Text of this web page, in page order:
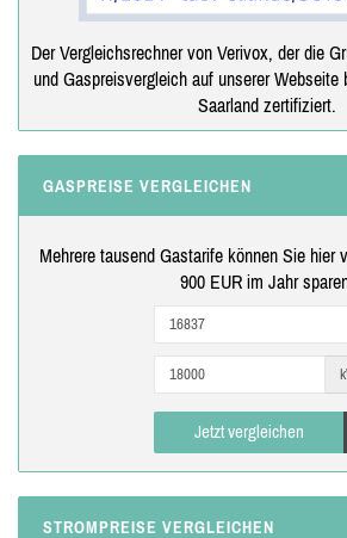
Der Vergleichsrechner von Verivox, der die
und Gaspreisvergleich auf unserer
Saarland zertifiziert.
GASPREISE VERGLEICHEN
Mehrere tausend Gastarife können Sie hier
900 EUR im Jahr
Jetzt vergleichen
STROMPREISE VERGLEICHEN